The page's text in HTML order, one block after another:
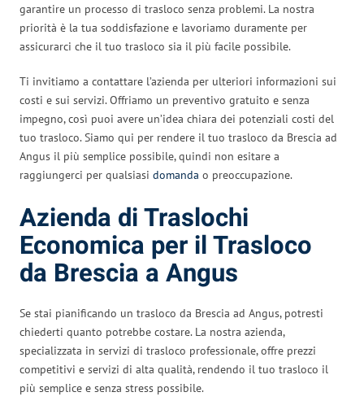
garantire un processo di trasloco senza problemi. La nostra
priorità è la tua soddisfazione e lavoriamo duramente per
assicurarci che il tuo trasloco sia il più facile possibile.
Ti invitiamo a contattare l’azienda per ulteriori informazioni sui
costi e sui servizi. Offriamo un preventivo gratuito e senza
impegno, così puoi avere un’idea chiara dei potenziali costi del
tuo trasloco. Siamo qui per rendere il tuo trasloco da Brescia ad
Angus il più semplice possibile, quindi non esitare a
raggiungerci per qualsiasi domanda o preoccupazione.
Azienda di Traslochi
Economica per il Trasloco
da Brescia a Angus
Se stai pianificando un trasloco da Brescia ad Angus, potresti
chiederti quanto potrebbe costare. La nostra azienda,
specializzata in servizi di trasloco professionale, offre prezzi
competitivi e servizi di alta qualità, rendendo il tuo trasloco il
più semplice e senza stress possibile.